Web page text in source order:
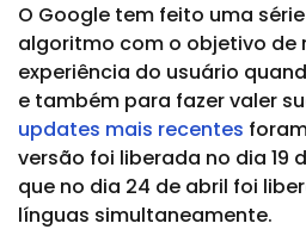
O Google tem feito uma
algoritmo com o objetivo de
experiência do usuário
e também para fazer valer
updates mais recentes
versão foi liberada no dia 19
que no dia 24 de abril foi
línguas simultaneamente.